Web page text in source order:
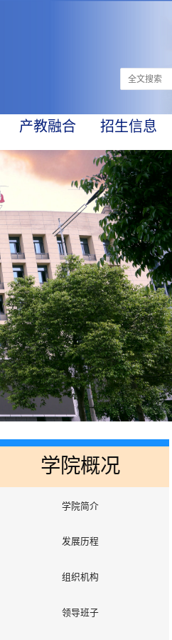
产教融合 招生信息
学院概况
学院简介
发展历程
组织机构
领导班子